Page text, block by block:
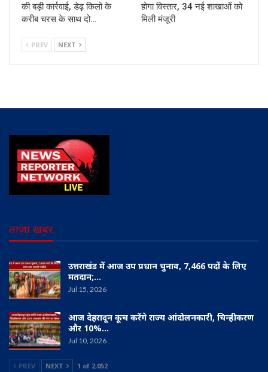
की बड़ी कार्रवाई, डेढ़ किलो के
करीब चरस के साथ दो…
होगा विस्तार, 34 नई शाखाओं को
मिली मंजूरी
PREV NEXT
ताज़ा खबर
उत्तराखंड में आज उप प्रधान चुनाव, 7,466 पदों के लिए
मतदान;…
Jul 15, 2026
आज देहरादून कूच करेंगे राज्य आंदोलनकारी, चिन्हीकरण
और 10%…
Jul 10, 2026
PREV NEXT 1 of 2,052